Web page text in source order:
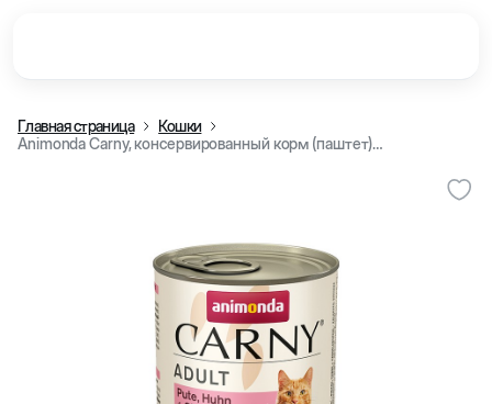
Главная страница
Кошки
Animonda Carny, консервированный корм (паштет) для взрослых кошек, с говядиной, индейкой и креветками, 400 г